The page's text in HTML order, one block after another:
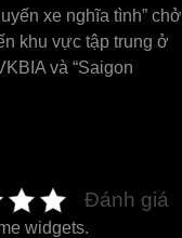
xe nghĩa tình” chở
khu vực tập trung ở
và “Saigon
Đánh giá
widgets.